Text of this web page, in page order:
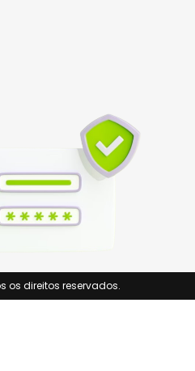
os direitos reservados.